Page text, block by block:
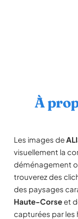
À
Les images de
visuellement la
déménagement
trouverez des
des paysages
Haute-Corseet
capturées par les